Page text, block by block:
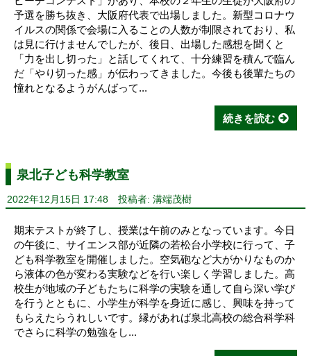
予選を勝ち抜き、大阪府代表で出場しました。新型コロナウ
イルスの関係で会場に入ることの人数が制限されており、私
は見に行けませんでしたが、後日、出場した感想を聞くと
「力を出し切った」と話してくれて、十分練習を積んで臨ん
だ「やり切った感」が伝わってきました。今後も後輩たちの
憧れとなるようがんばって...
続きを読む
泉北子ども科学教室
2022年12月15日 17:48 投稿者: 溝端茂樹
期末テストが終了し、授業は午前のみとなっています。今日
の午後に、サイエンス部が近隣の若松台小学校に行って、子
ども科学教室を開催しました。空気砲など大がかりなものか
ら液体の色が変わる実験などを行い楽しく学習しました。高
校生が地域の子どもたちに科学の実験を通して自ら深い学び
を行うとともに、小学生が科学を身近に感じ、興味を持って
もらえたらうれしいです。縁があれば泉北高校の総合科学科
でさらに科学の勉強をし...